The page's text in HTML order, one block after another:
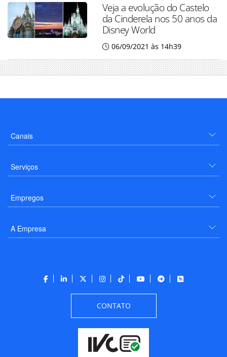
Veja a evolução do Castelo
da Cinderela nos 50 anos da
Disney World
06/09/2021 às 14h39
Canais
Serviços
Empregos
A Empresa
CONTATO